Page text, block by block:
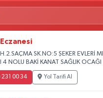
SK.NO:5 ŞEKER EVLERİ
4 NOLU BAKİ KANAT SAĞLIK OCAĞI
231 00 34 Yol Tarifi Al